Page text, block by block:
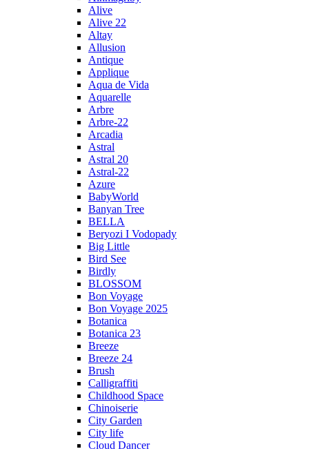
Alive
Alive 22
Altay
Allusion
Antique
Applique
Aqua de Vida
Aquarelle
Arbre
Arbre-22
Arcadia
Astral
Astral 20
Astral-22
Azure
BabyWorld
Banyan Tree
BELLA
Beryozi I Vodopady
Big Little
Bird See
Birdly
BLOSSOM
Bon Voyage
Bon Voyage 2025
Botanica
Botanica 23
Breeze
Breeze 24
Brush
Calligraffiti
Childhood Space
Chinoiserie
City Garden
City life
Cloud Dancer